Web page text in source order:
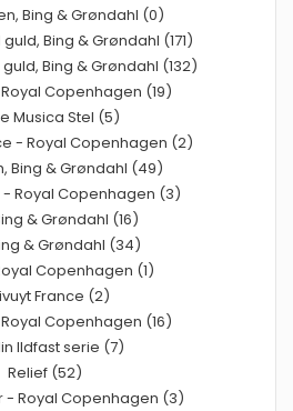
Bing & Grøndahl (0)
Bing & Grøndahl (171)
Bing & Grøndahl (132)
Copenhagen (19)
Musica Stel (5)
- Royal Copenhagen (2)
Bing & Grøndahl (49)
- Royal Copenhagen (3)
& Grøndahl (16)
& Grøndahl (34)
Copenhagen (1)
France (2)
Copenhagen (16)
Ildfast serie (7)
Relief (52)
- Royal Copenhagen (3)